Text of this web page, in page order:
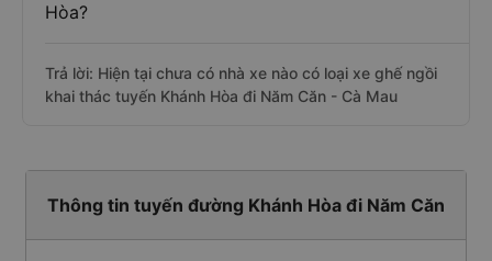
Hòa?
Trả lời: Hiện tại chưa có nhà xe nào có loại xe ghế ngồi
khai thác tuyến Khánh Hòa đi Năm Căn - Cà Mau
Thông tin tuyến đường Khánh Hòa đi Năm Căn